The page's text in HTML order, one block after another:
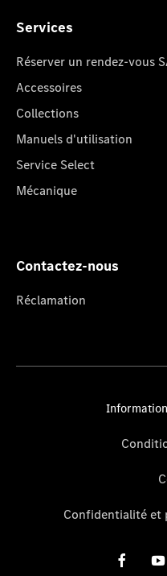
Services
Réserver un rendez-vous
Accessoires
Collections
Manuels d'utilisation
Service Select
Mécanique
Contactez-nous
Réclamation
Confidentialité et